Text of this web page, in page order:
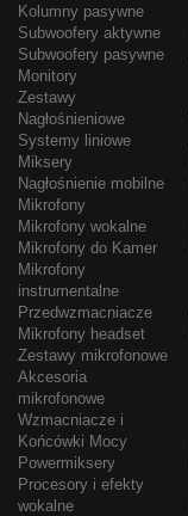
Kolumny pasywne
Subwoofery aktywne
Subwoofery pasywne
Monitory
Zestawy
Nagłośnieniowe
Systemy liniowe
Miksery
Nagłośnienie mobilne
Mikrofony
Mikrofony wokalne
Mikrofony do Kamer
Mikrofony
instrumentalne
Przedwzmacniacze
Mikrofony headset
Zestawy mikrofonowe
Akcesoria
mikrofonowe
Wzmacniacze i
Końcówki Mocy
Powermiksery
Procesory i efekty
wokalne